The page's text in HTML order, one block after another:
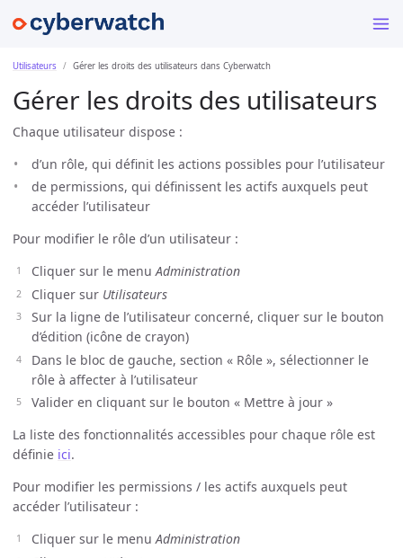
Utilisateurs Gérer les droits des utilisateurs dans Cyberwatch
Gérer les droits des utilisateurs
Chaque utilisateur dispose :
d’un rôle, qui définit les actions possibles pour l’utilisateur
de permissions, qui définissent les actifs auxquels peut
accéder l’utilisateur
Pour modifier le rôle d’un utilisateur :
Cliquer sur le menuAdministration
Cliquer sur Utilisateurs
Sur la ligne de l’utilisateur concerné, cliquer sur le bouton
d’édition (icône de crayon)
Dans le bloc de gauche, section « Rôle », sélectionner le
rôle à affecter à l’utilisateur
Valider en cliquant sur le bouton « Mettre à jour »
La liste des fonctionnalités accessibles pour chaque rôle est
définie ici.
Pour modifier les permissions / les actifs auxquels peut
accéder l’utilisateur :
Cliquer sur le menuAdministration